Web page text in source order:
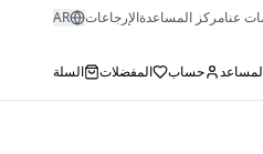
عنامركز المساعدةالإرجاعات AR
حساب المفضلات السلة